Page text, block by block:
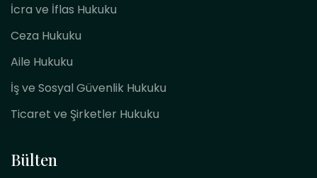
İcra ve İflas Hukuku
Ceza Hukuku
Aile Hukuku
İş ve Sosyal Güvenlik Hukuku
Ticaret ve Şirketler Hukuku
Bülten